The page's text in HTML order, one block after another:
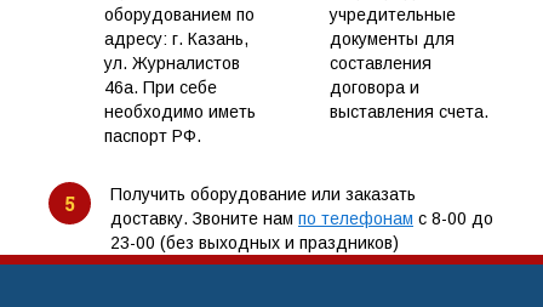
оборудованием по
адресу: г. Казань,
ул. Журналистов
46а. При себе
необходимо иметь
паспорт РФ.
учредительные
документы для
составления
договора и
выставления счета.
5
Получить оборудование или заказать
доставку. Звоните нам по телефонам с 8-00 до
23-00 (без выходных и праздников)